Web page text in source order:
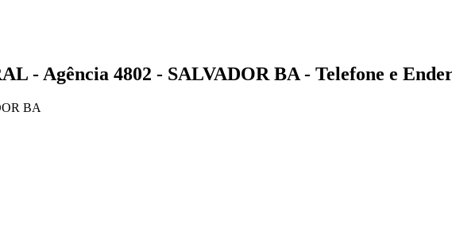
- Agência 4802 - SALVADOR BA - Telefone e
BA